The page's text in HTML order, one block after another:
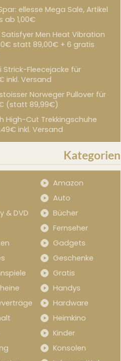
ellesse Mega Sale, Artikel
ab 1,00€
Satisfyer Men Heat Vibration
statt 89,00€ + 6 gratis
Strick-Fleecejacke für
inkl. Versand
Norweger Pullover für
(statt 89,99€)
High-Cut Trekkingschuhe
inkl. Versand
Kategorien
Amazon
Auto
& DVD
Bücher
Fernseher
Gadgets
Geschenke
Gratis
Handys
Hardware
Heimkino
Kinder
Konsolen